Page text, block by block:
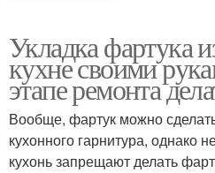
Укладка фартука
кухне своими
этапе ремонта
Вообще, фартук можно
кухонного гарнитура, однако
кухонь запрещают делать